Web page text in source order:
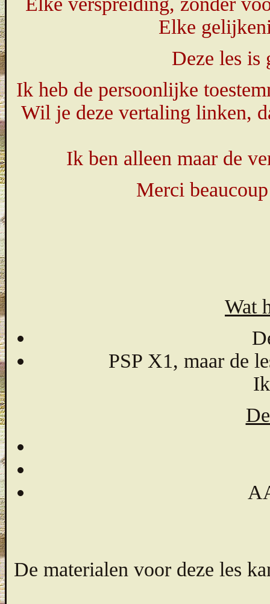
Elke
Deze les is
Ik heb de persoonlijke
Wil je deze vertaling linken,
Ik ben alleen maar de
Merci
Wat
PSP X1, maar de
De materialen voor deze les